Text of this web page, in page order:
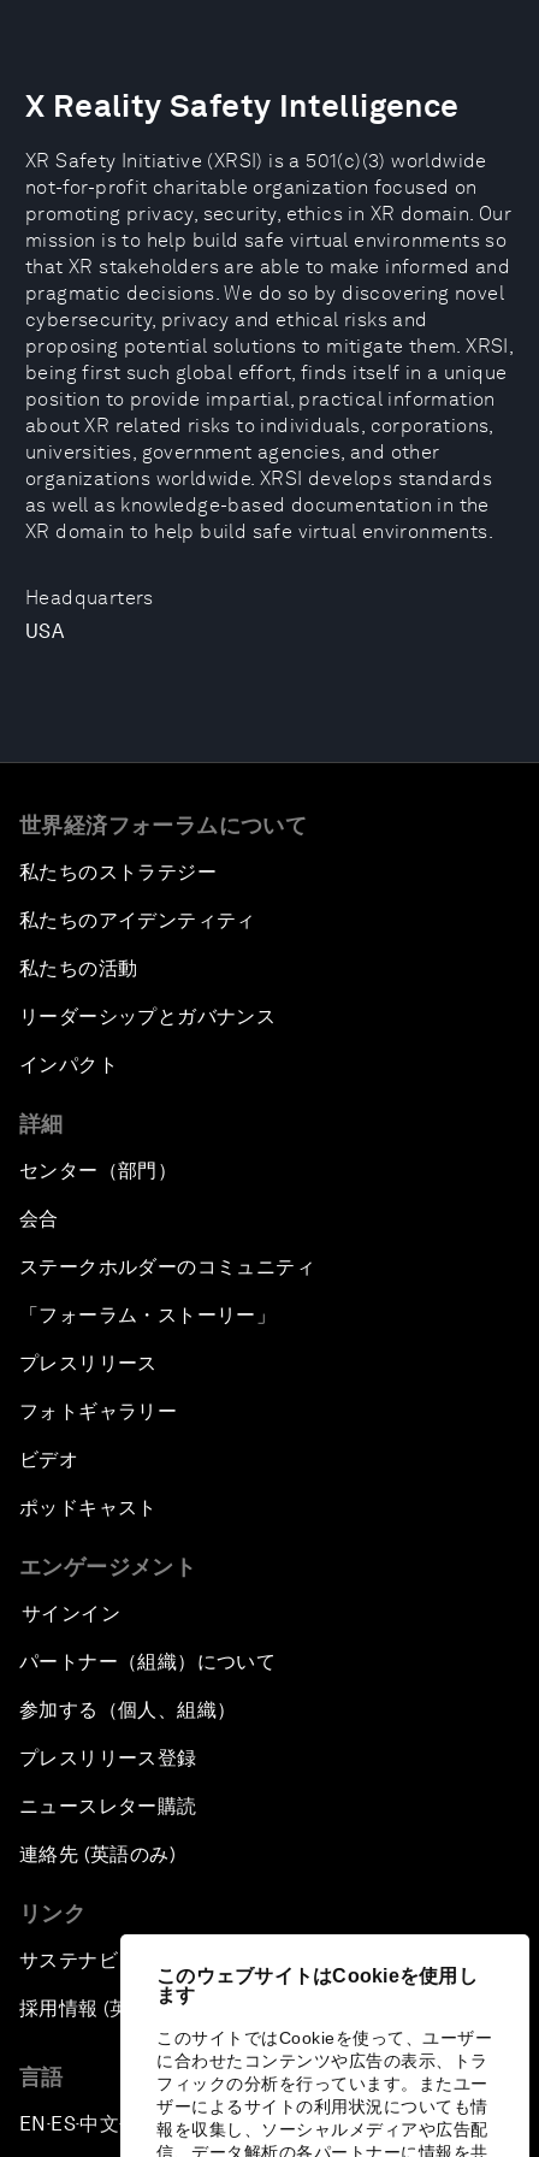
このウェブサイトはCookieを使用し
ます
このサイトではCookieを使って、ユーザー
に合わせたコンテンツや広告の表示、トラ
フィックの分析を行っています。またユー
ザーによるサイトの利用状況についても情
報を収集し、ソーシャルメディアや広告配
信、データ解析の各パートナーに情報を共
Headquarters
USA
X Reality Safety Intelligence
XR Safety Initiative (XRSI) is a 501(c)(3) worldwide
not-for-profit charitable organization focused on
promoting privacy, security, ethics in XR domain. Our
mission is to help build safe virtual environments so
that XR stakeholders are able to make informed and
pragmatic decisions. We do so by discovering novel
cybersecurity, privacy and ethical risks and
proposing potential solutions to mitigate them. XRSI,
being first such global effort, finds itself in a unique
position to provide impartial, practical information
about XR related risks to individuals, corporations,
universities, government agencies, and other
organizations worldwide. XRSI develops standards
as well as knowledge-based documentation in the
XR domain to help build safe virtual environments.
世界経済フォーラムについて
私たちのストラテジー
私たちのアイデンティティ
私たちの活動
リーダーシップとガバナンス
インパクト
詳細
センター（部門）
会合
ステークホルダーのコミュニティ
「フォーラム・ストーリー」
プレスリリース
フォトギャラリー
ビデオ
ポッドキャスト
エンゲージメント
サインイン
パートナー（組織）について
参加する（個人、組織）
プレスリリース登録
ニュースレター購読
連絡先 (英語のみ)
リンク
サステナビリティへの取り組み
採用情報 (英語のみ)
言語
EN ▪ES▪中文▪ 日本語